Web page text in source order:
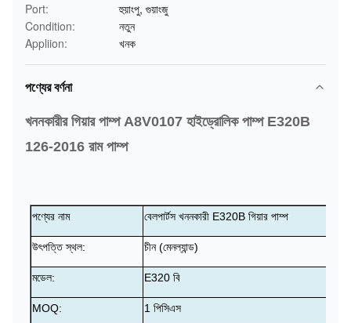
Port:
হুয়াংপু, গুয়াংজু
Condition:
নতুন
Appliion:
খনক
পণ্যের বর্ণনা
খননকারীর গিয়ার পাম্প A8V0107 হাইড্রোলিক পাম্প E320B
126-2016 রাম পাম্প
পণ্যের নাম বেলপার্টস খননকারী E320B গিয়ার পাম্প
উৎপত্তি স্থল: চীন (মেনল্যান্ড)
মডেল: E320 বি
MOQ: 1 পিসিএস